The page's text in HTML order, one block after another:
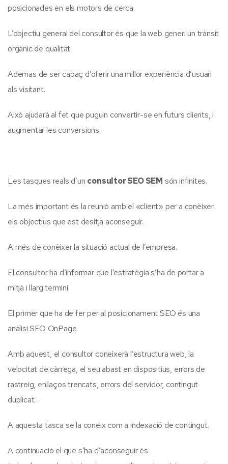
posicionades en els motors de cerca.
L’objectiu general del consultor és que la web generi un trànsit
orgànic de qualitat.
Ademas de ser capaç d’oferir una millor experiència d’usuari
als visitant.
Això ajudarà al fet que puguin convertir-se en futurs clients, i
augmentar les conversions.
Les tasques reals d’un consultor SEO SEM són infinites.
La més important és la reunió amb el «client» per a conèixer
els objectius que est desitja aconseguir.
A més de conèixer la situació actual de l’empresa.
El consultor ha d’informar que l’estratègia s’ha de portar a
mitjà i llarg termini.
El primer que ha de fer per al posicionament SEO és una
anàlisi SEO OnPage.
Amb aquest, el consultor coneixerà l’estructura web, la
velocitat de càrrega, el seu abast en dispositius, errors de
rastreig, enllaços trencats, errors del servidor, contingut
duplicat…
A aquesta tasca se la coneix com a indexació de contingut.
A continuació el que s’ha d’aconseguir és